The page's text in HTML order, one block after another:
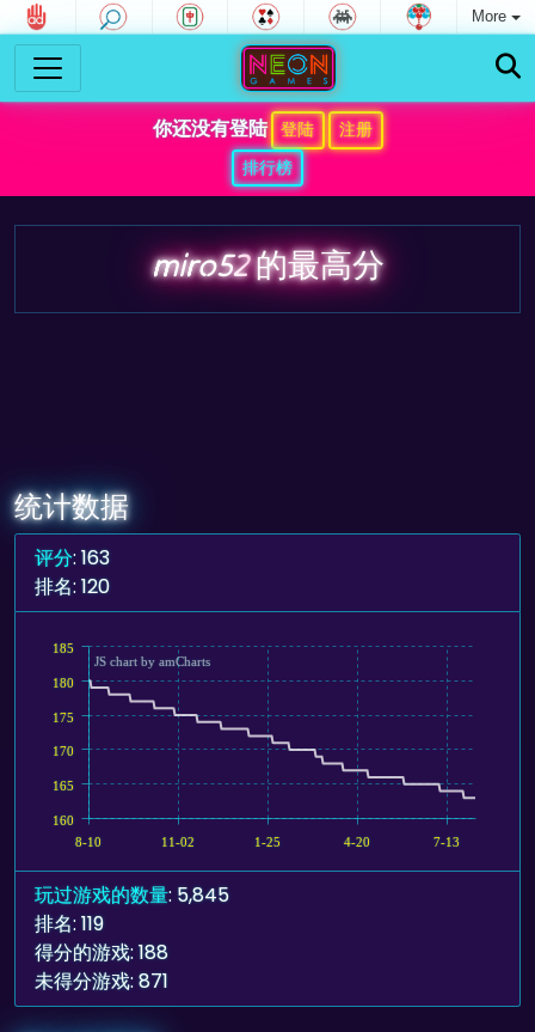
More
你还没有登陆 登陆
注册
排行榜
miro52的最高分
统计数据
评分: 163
排名: 120
8-10 11-02 1-25 4-20 7-13
160
165
170
175
180
185
JS chart by amCharts
玩过游戏的数量: 5,845
排名: 119
得分的游戏: 188
未得分游戏: 871